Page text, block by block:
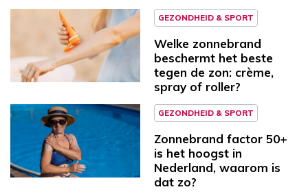
GEZONDHEID & SPORT
Welke zonnebrand
beschermt het beste
tegen de zon: crème,
spray of roller?
GEZONDHEID & SPORT
Zonnebrand factor 50+
is het hoogst in
Nederland, waarom is
dat zo?